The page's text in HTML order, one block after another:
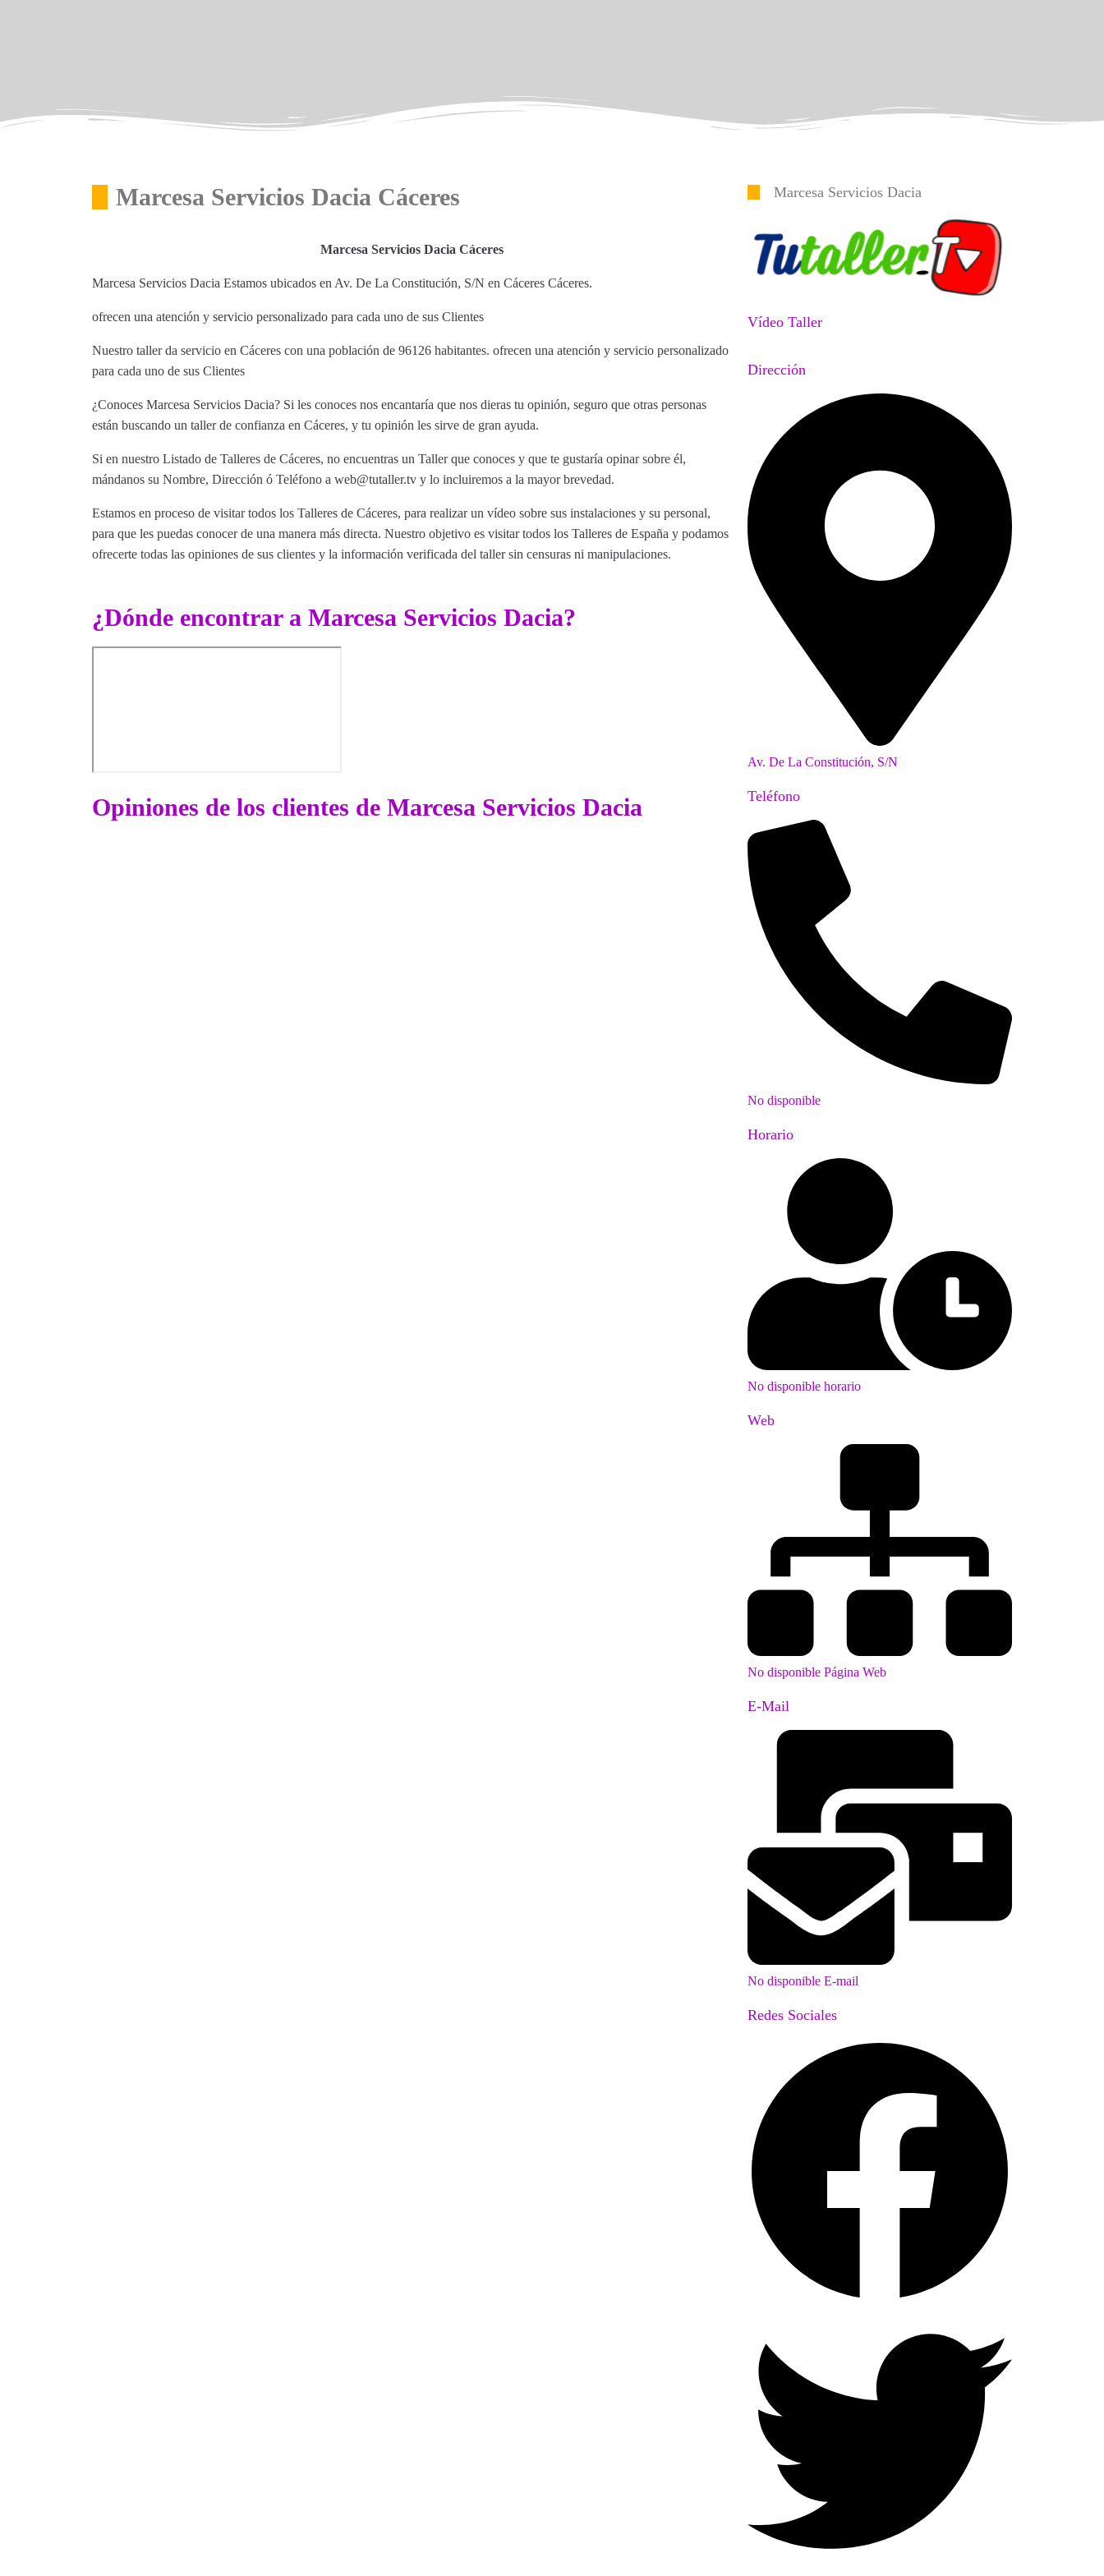
Marcesa Servicios Dacia Cáceres
Marcesa Servicios Dacia Cáceres
Marcesa Servicios Dacia Estamos ubicados en Av. De La Constitución, S/N en Cáceres Cáceres.
ofrecen una atención y servicio personalizado para cada uno de sus Clientes
Nuestro taller da servicio en Cáceres con una población de 96126 habitantes. ofrecen una atención y servicio personalizado
para cada uno de sus Clientes
¿Conoces Marcesa Servicios Dacia? Si les conoces nos encantaría que nos dieras tu opinión, seguro que otras personas
están buscando un taller de confianza en Cáceres, y tu opinión les sirve de gran ayuda.
Si en nuestro Listado de Talleres de Cáceres, no encuentras un Taller que conoces y que te gustaría opinar sobre él,
mándanos su Nombre, Dirección ó Teléfono a web@tutaller.tv y lo incluiremos a la mayor brevedad.
Estamos en proceso de visitar todos los Talleres de Cáceres, para realizar un vídeo sobre sus instalaciones y su personal,
para que les puedas conocer de una manera más directa. Nuestro objetivo es visitar todos los Talleres de España y podamos
ofrecerte todas las opiniones de sus clientes y la información verificada del taller sin censuras ni manipulaciones.
¿Dónde encontrar a Marcesa Servicios Dacia?
Opiniones de los clientes de Marcesa Servicios Dacia
Marcesa Servicios Dacia
Vídeo Taller
Dirección
Av. De La Constitución, S/N
Teléfono
No disponible
Horario
No disponible horario
Web
No disponible Página Web
E-Mail
No disponible E-mail
Redes Sociales